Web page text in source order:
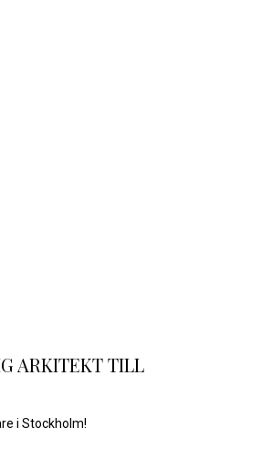
ARKITEKT TILL
i Stockholm!